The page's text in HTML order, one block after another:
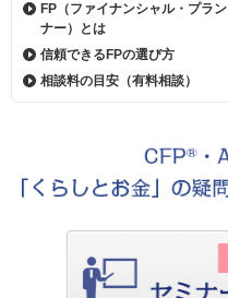
FP（ファイナンシャル・ プラン
ナー）とは
信頼できるFPの選び方
相談料の目安（有料相談）